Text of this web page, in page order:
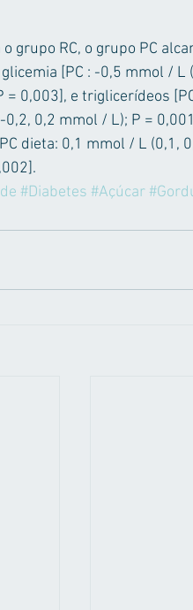
grupo RC, o grupo PC
[PC : -0,5 mmol /
= 0,003], e triglicerídeos
0,2 mmol / L); P =
dieta: 0,1 mmol / L (0,1,
#Diabetes #Açúcar